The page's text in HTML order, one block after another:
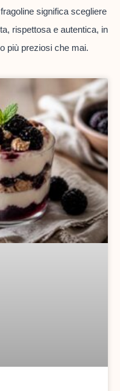
significa scegliere
rispettosa e autentica, in
più preziosi che mai.